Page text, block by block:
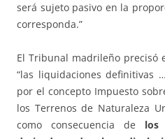
será sujeto pasivo en la
corresponda.”
El Tribunal madrileño precisó
“las liquidaciones
por el concepto Impuesto
los Terrenos de Naturaleza
como consecuencia de los